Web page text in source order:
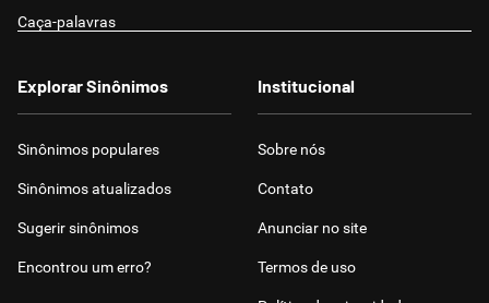
Caça-palavras
Explorar Sinônimos
Sinônimos populares
Sinônimos atualizados
Sugerir sinônimos
Encontrou um erro?
Institucional
Sobre nós
Contato
Anunciar no site
Termos de uso